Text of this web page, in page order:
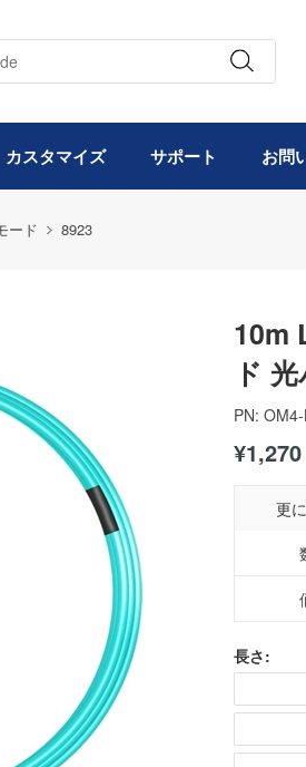
カスタマイズ サポート お問
ード 8923
10m
ド
PN:
¥1,270
更
長さ: